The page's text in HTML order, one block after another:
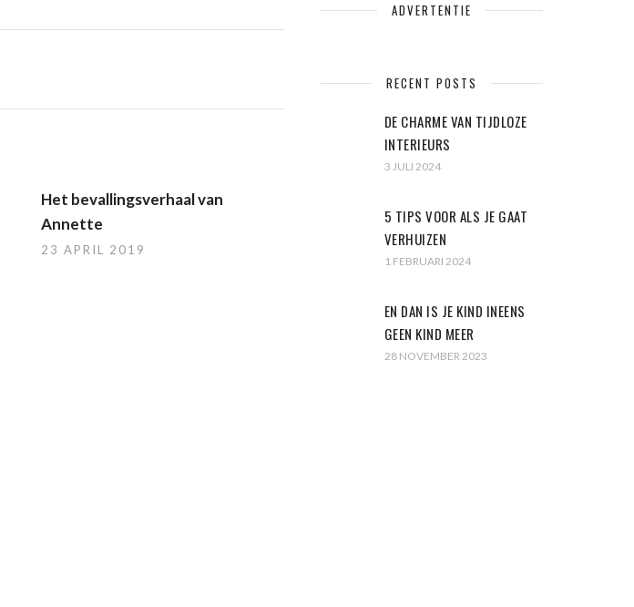
Het bevallingsverhaal van
Annette
23 APRIL 2019
ADVERTENTIE
RECENT POSTS
DE CHARME VAN TIJDLOZE
INTERIEURS
3 JULI 2024
5 TIPS VOOR ALS JE GAAT
VERHUIZEN
1 FEBRUARI 2024
EN DAN IS JE KIND INEENS
GEEN KIND MEER
28 NOVEMBER 2023